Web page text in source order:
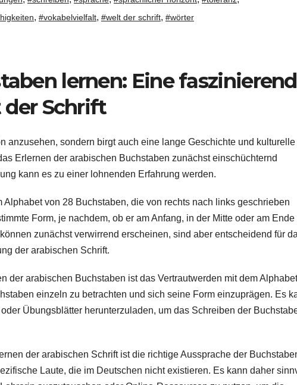
, #vokabelvielfalt, #welt der schrift, #wörter
lernen: Eine
der Schrift
anzusehen, sondern birgt auch eine lange Geschichte und kulturelle
Erlernen der arabischen Buchstaben zunächst einschüchternd
kann es zu einer lohnenden Erfahrung werden.
von 28 Buchstaben, die von rechts nach links geschrieben
Form, je nachdem, ob er am Anfang, in der Mitte oder am Ende
zunächst verwirrend erscheinen, sind aber entscheidend für
der arabischen Schrift.
der arabischen Buchstaben ist das Vertrautwerden mit dem Alphabet
einzeln zu betrachten und sich seine Form einzuprägen. Es
Übungsblätter herunterzuladen, um das Schreiben der
der arabischen Schrift ist die richtige Aussprache der
Laute, die im Deutschen nicht existieren. Es kann daher